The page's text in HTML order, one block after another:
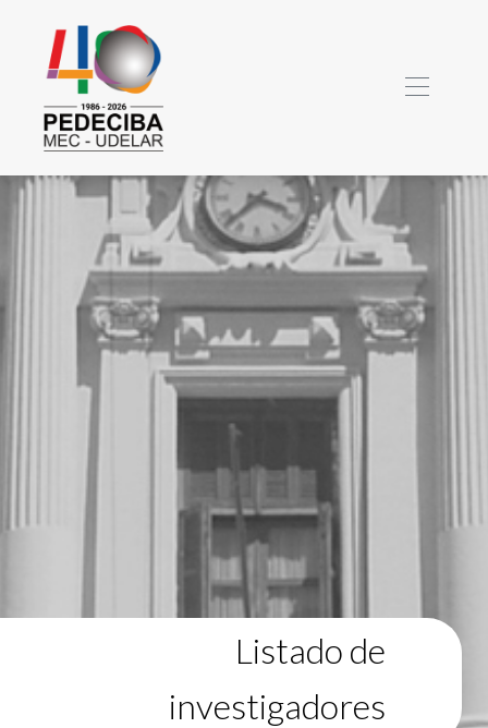
Listado de
investigadores